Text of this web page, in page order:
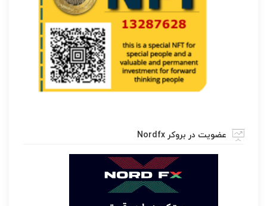
عضویت در بروکر Nordfx